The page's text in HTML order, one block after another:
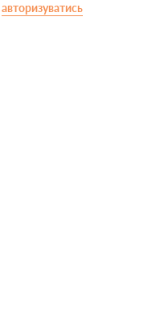
авторизуватись